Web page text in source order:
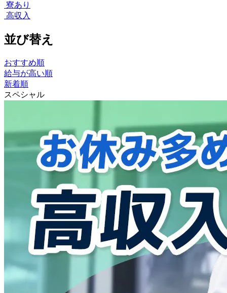
寮あり
高収入
並び替え
おすすめ順
給与が高い順
新着順
スペシャル